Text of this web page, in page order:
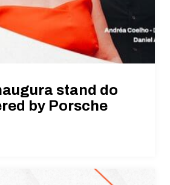
stand do
by Porsche